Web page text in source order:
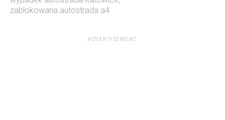
zablokowana autostrada a4
ADVERTISEMENT